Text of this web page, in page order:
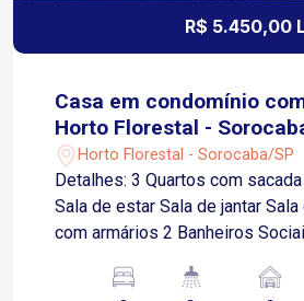
Playground Academia Campo
poliesportiva 2 salões de
R$ 5.450,00
Casa em condomínio
Horto Florestal -
Horto Florestal - Sorocaba/SP
Detalhes: 3 Quartos com sacada e 1 com closet
Sala de estar Sala de jantar
com armários 2 Banheiros
sendo 1 descoberta Quintal Localizada no Horto